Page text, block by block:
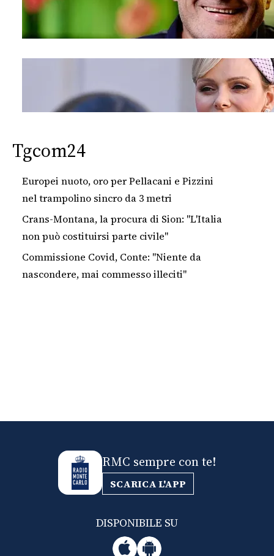
Tgcom24
Europei nuoto, oro per Pellacani e Pizzini
nel trampolino sincro da 3 metri
Crans-Montana, la procura di Sion: "L'Italia
non può costituirsi parte civile"
Commissione Covid, Conte: "Niente da
nascondere, mai commesso illeciti"
RMC sempre con te!
SCARICA L'APP
DISPONIBILE SU